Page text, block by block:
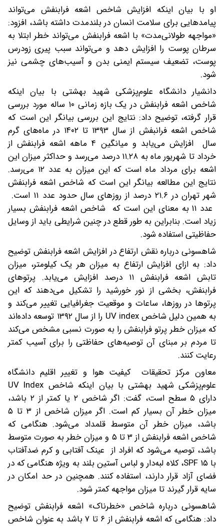
او با بیان اینکه افزایش شاخص اشعه فرابنفش می‌تواند
پیامدهایی برای سلامت انسان‌ در بلندمدت داشته باشد، افزود:
«مواجهه طولانی‌مدت» با اشعه فرابنفش می‌تواند خطر ابتلا به
سرطان پوست را افزایش دهد و می‌تواند سبب پیری‌ زودرس
پوست، تضعیف سیستم ایمنی بدن و آسیب‌های چشمی نیز
شود.
دانشیار دانشگاه علوم‌پزشکی شهید بهشتی با بیان اینکه
شاخص اشعه فرابنفش در یک بازه زمانی ۱۰ ساله مورد بررسی
قرار گرفته، توضیح داد: نتایج این بررسی بیانگر این است که
شاخص اشعه فرانبفش از سال ۱۳۹۳ تا ۱۴۰۲ در ماه‌های گرم
سال افزایش می‌یابد و میانگین ۴ ماهه اشعه فرابنفش از
خرداد تا شهریور ماه به ۱۱.۲۸ درصد می‌رسد و حداکثر میزان این
اشعه برای مرداد ماه است که این میزان به عدد ۱۲ می‌رسد.
نتایج این مطالعه بیانگر این است که شاخص اشعه فرابنفش
شهر تهران در ۲۱.۶ درصد از روزهای سال حدود عدد ۱۱ است.
عدد ۱۱ به معنای این است که شاخص اشعه فرابنفش بسیار
زیاد است. بنابراین به طور قطع در چنین شرایطی باید از وسایل
حفاظیتی استفاده شود.
شاهسونی درباره نقش ارتفاع در افزایش اشعه فرابنفش توضیح
داد: به ازای افزایش ارتفاع به میزان هر یک کیلومتر، میزان
تابش اشعه فرابنفش ۱۱ درصد افزایش می‌یابد. پرتوهای
فرابنفش، بخشی از نور خورشید را تشکیل می‌دهند که این
پرتوها در روزها، ساعات و موقعیت جغرافیایی تغییر می‌کند و
به همین دلیل شاخص UV index را از سال ۱۳۹۲ توسعه داده‌اند
که میزان خطر پرتو فرابنفش را به صورت نسبی مشخص می‌کند
تا مردم بر مبنای آن توصیه‌های حفاظتی را برای آسیب کمتر
رعایت کنند.
معاون مرکز تحقیقات کیفیت هوا و تغییر اقلیم دانشگاه
علوم‌پزشکی شهید بهشتی با بیان اینکه شاخص UV Index
دارای ۵ سطح است، گفت: اگر شاخص ۲ یا کمتر از ۲ باشد،
میزان خطر آن بسیار کم است. اگر میزان شاخص از ۳ تا ۵
باشد، میزان خطر آن متوسط قلمداد می‌شود. هنگامی که
شاخص اشعه فرابنفش از ۳ تا ۵ و میزان خطر به صورت متوسط
باشد، توصیه می‌شود که افراد از عینک آفتابی و کرم ضدآفتاب
با SPF ۱۵، کلاه لبه‌دار و لباس آستین بلند به ویژه هنگامی که در
فضای آزاد قرار دارند، استفاده کنند. همچنین در حد امکان در
سایه قرار گیرند تا میزان مواجهه کمتر شود.
شاهسونی درباره شاخص «خطرناک» اشعه فرابنفش توضیح
داد: هنگامی که اشعه فرابنفش از ۶ تا ۷ باشد به عنوان شاخص